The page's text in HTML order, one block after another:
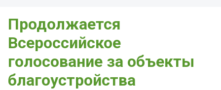
Продолжается
Всероссийское
голосование за объекты
благоустройства